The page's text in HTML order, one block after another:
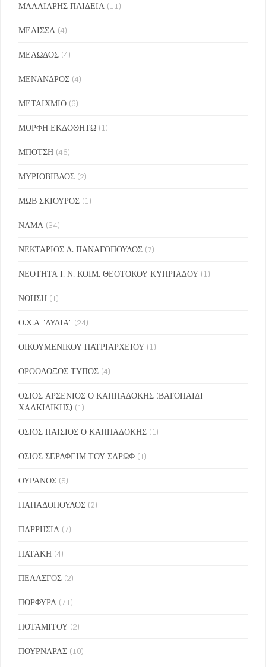
ΜΑΛΛΙΑΡΗΣ ΠΑΙΔΕΙΑ (11)
ΜΕΛΙΣΣΑ (4)
ΜΕΛΩΔΟΣ (4)
ΜΕΝΑΝΔΡΟΣ (4)
ΜΕΤΑΙΧΜΙΟ (6)
ΜΟΡΦΗ ΕΚΔΟΘΗΤΩ (1)
ΜΠΟΤΣΗ (46)
ΜΥΡΙΟΒΙΒΛΟΣ (2)
ΜΩΒ ΣΚΙΟΥΡΟΣ (1)
ΝΑΜΑ (34)
ΝΕΚΤΑΡΙΟΣ Δ. ΠΑΝΑΓΟΠΟΥΛΟΣ (7)
ΝΕΟΤΗΤΑ Ι. Ν. ΚΟΙΜ. ΘΕΟΤΟΚΟΥ ΚΥΠΡΙΑΔΟΥ (1)
ΝΟΗΣΗ (1)
Ο.Χ.Α "ΛΥΔΙΑ" (24)
ΟΙΚΟΥΜΕΝΙΚΟΥ ΠΑΤΡΙΑΡΧΕΙΟΥ (1)
ΟΡΘΟΔΟΞΟΣ ΤΥΠΟΣ (4)
ΟΣΙΟΣ ΑΡΣΕΝΙΟΣ Ο ΚΑΠΠΑΔΟΚΗΣ (ΒΑΤΟΠΑΙΔΙ
ΧΑΛΚΙΔΙΚΗΣ) (1)
ΟΣΙΟΣ ΠΑΙΣΙΟΣ Ο ΚΑΠΠΑΔΟΚΗΣ (1)
ΟΣΙΟΣ ΣΕΡΑΦΕΙΜ ΤΟΥ ΣΑΡΩΦ (1)
ΟΥΡΑΝΟΣ (5)
ΠΑΠΑΔΟΠΟΥΛΟΣ (2)
ΠΑΡΡΗΣΙΑ (7)
ΠΑΤΑΚΗ (4)
ΠΕΛΑΣΓΟΣ (2)
ΠΟΡΦΥΡΑ (71)
ΠΟΤΑΜΙΤΟΥ (2)
ΠΟΥΡΝΑΡΑΣ (10)